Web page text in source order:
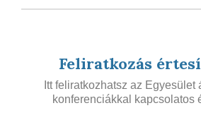
Feliratkozás
Itt feliratkozhatsz az Egyesület
konferenciákkal kapcsolatos